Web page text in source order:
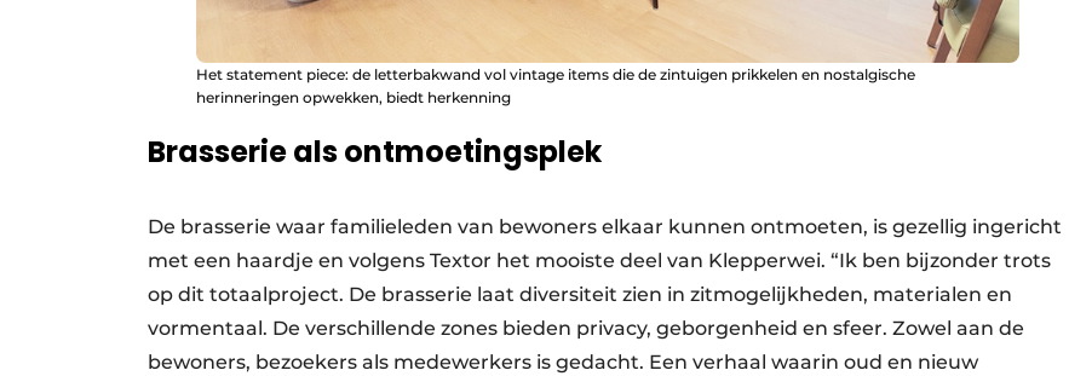
Het statement piece: de letterbakwand vol vintage items die de zintuigen prikkelen en nostalgische
herinneringen opwekken, biedt herkenning
Brasserie als ontmoetingsplek
De brasserie waar familieleden van bewoners elkaar kunnen ontmoeten, is gezellig ingericht
met een haardje en volgens Textor het mooiste deel van Klepperwei. “Ik ben bijzonder trots
op dit totaalproject. De brasserie laat diversiteit zien in zitmogelijkheden, materialen en
vormentaal. De verschillende zones bieden privacy, geborgenheid en sfeer. Zowel aan de
bewoners, bezoekers als medewerkers is gedacht. Een verhaal waarin oud en nieuw